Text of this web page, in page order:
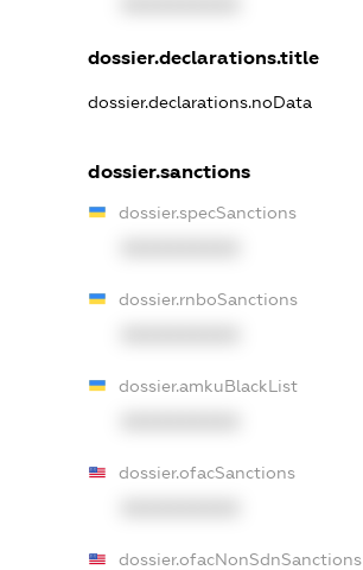
dossier.declarations.title
dossier.declarations.noData
dossier.sanctions
dossier.specSanctions
dossier.rnboSanctions
dossier.amkuBlackList
dossier.ofacSanctions
dossier.ofacNonSdnSanctions